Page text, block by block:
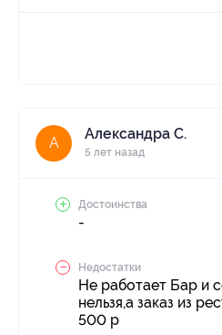
А
Александра С.
5 лет назад
Достоинства
-
Недостатки
Не работает Бар и
нельзя,а заказ из
500 р